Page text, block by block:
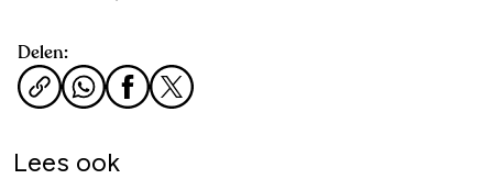
Delen:
Lees ook